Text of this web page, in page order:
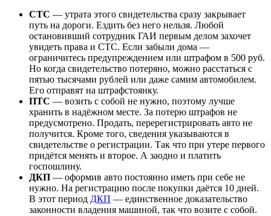
СТС — утрата этого свидетельства сразу закрывает
путь на дороги. Ездить без него нельзя. Любой
остановивший сотрудник ГАИ первым делом захочет
увидеть права и СТС. Если забыли дома —
ограничитесь предупреждением или штрафом в 500 руб.
Но когда свидетельство потеряно, можно расстаться с
пятью тысячами рублей или даже самим автомобилем.
Его отправят на штрафстоянку.
ПТС — возить с собой не нужно, поэтому лучше
хранить в надёжном месте. За потерю штрафов не
предусмотрено. Продать, перерегистрировать авто не
получится. Кроме того, сведения указываются в
свидетельстве о регистрации. Так что при утере первого
придётся менять и второе. А заодно и платить
госпошлину.
ДКП — оформив авто постоянно иметь при себе не
нужно. На регистрацию после покупки даётся 10 дней.
В этот период ДКП — единственное доказательство
законности владения машиной, так что возите с собой.